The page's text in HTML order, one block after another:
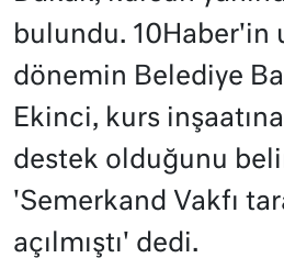
bulundu. 10Haber'in
dönemin Belediye
Ekinci, kurs
destek olduğunu
'Semerkand Vakfı
açılmıştı' dedi.